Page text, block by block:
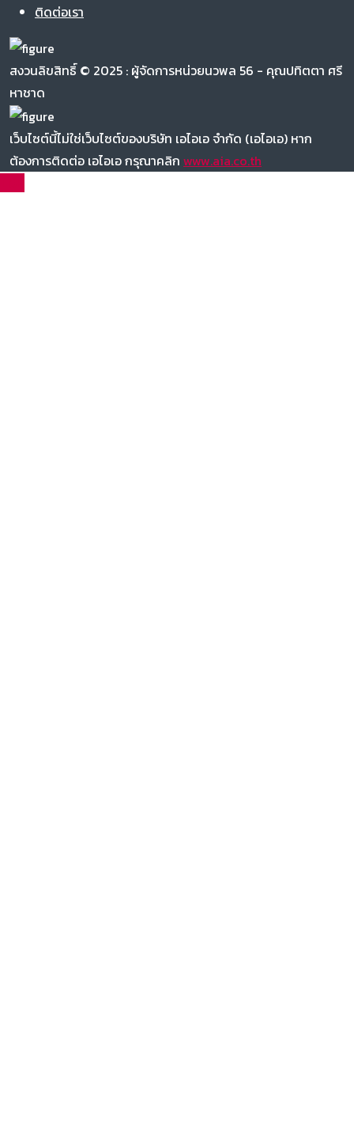
ติดต่อเรา
สงวนลิขสิทธิ์ © 2025 : ผู้จัดการหน่วยนวพล 56 - คุณปทิตตา ศรี
หาชาด
เว็บไซต์นี้ไม่ใช่เว็บไซต์ของบริษัท เอไอเอ จำกัด (เอไอเอ) หาก
ต้องการติดต่อ เอไอเอ กรุณาคลิก www.aia.co.th